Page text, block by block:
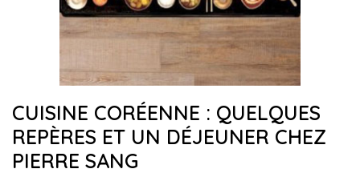
CUISINE CORÉENNE : QUELQUES
REPÈRES ET UN DÉJEUNER CHEZ
PIERRE SANG